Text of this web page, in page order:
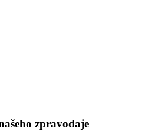
zpravodaje